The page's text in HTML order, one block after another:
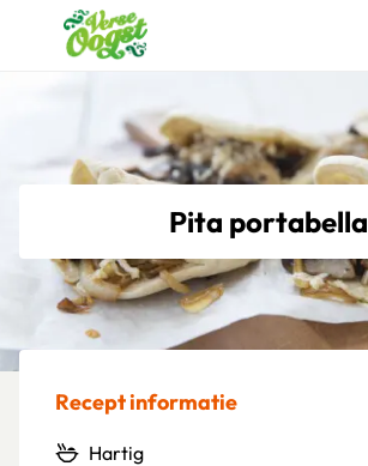
Verse Oogst
Pita portabella
Recept informatie
Hartig